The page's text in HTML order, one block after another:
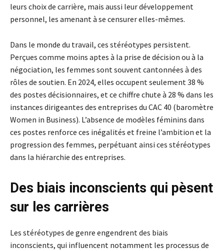
leurs choix de carrière, mais aussi leur développement
personnel, les amenant à se censurer elles-mêmes.
Dans le monde du travail, ces stéréotypes persistent.
Perçues comme moins aptes à la prise de décision ou à la
négociation, les femmes sont souvent cantonnées à des
rôles de soutien. En 2024, elles occupent seulement 38 %
des postes décisionnaires, et ce chiffre chute à 28 % dans les
instances dirigeantes des entreprises du CAC 40 (baromètre
Women in Business). L’absence de modèles féminins dans
ces postes renforce ces inégalités et freine l’ambition et la
progression des femmes, perpétuant ainsi ces stéréotypes
dans la hiérarchie des entreprises.
Des biais inconscients qui pèsent
sur les carrières
Les stéréotypes de genre engendrent des biais
inconscients, qui influencent notamment les processus de